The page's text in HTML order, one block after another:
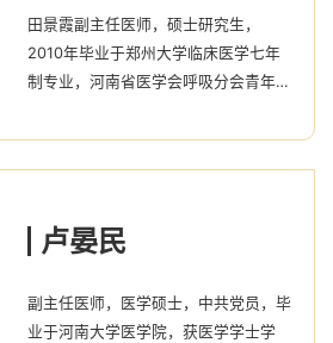
哮喘、肺癌、重症肺炎、呼吸衰竭、肺
纤维化、肺血管病等呼吸系统常见、...
田景霞副主任医师，硕士研究生，
2010年毕业于郑州大学临床医学七年
制专业，河南省医学会呼吸分会青年委
年，2015年参加全国危重症培训，
2017年在上海瑞金医院呼吸与危重症医
哮喘、慢性阻塞性肺疾病、肺部感染、
肺癌、呼吸衰竭等呼吸系统常见病及危
心期刊论文近10篇。
卢晏民
副主任医师，医学硕士，中共党员，毕
业于河南大学医学院，获医学学士学